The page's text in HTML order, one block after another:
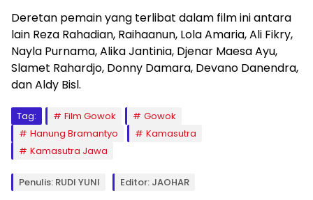
Deretan pemain yang terlibat dalam film ini antara
lain Reza Rahadian, Raihaanun, Lola Amaria, Ali Fikry,
Nayla Purnama, Alika Jantinia, Djenar Maesa Ayu,
Slamet Rahardjo, Donny Damara, Devano Danendra,
dan Aldy Bisl.
Tag: Film Gowok
Gowok
Hanung Bramantyo
Kamasutra
Kamasutra Jawa
Penulis: RUDI YUNI Editor: JAOHAR